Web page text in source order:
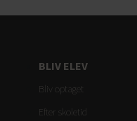
BLIV ELEV
Bliv optaget
Efter skoletid